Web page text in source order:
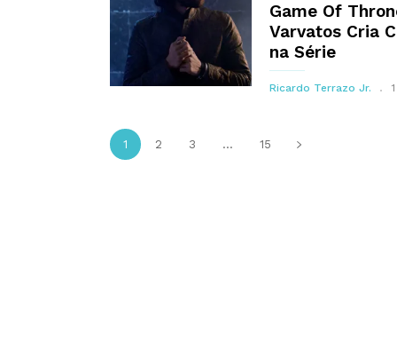
Game Of
Varvatos Cria
na Série
Ricardo Terrazo Jr.
1 2 3 ... 15